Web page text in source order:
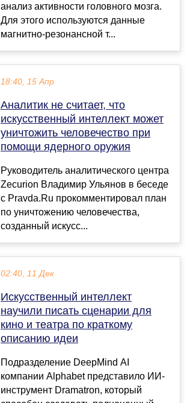
анализ активности головного мозга.
Для этого используются данные
магнитно-резонансной т...
18:40, 15 Апр
Аналитик не считает, что
искусственный интеллект может
уничтожить человечество при
помощи ядерного оружия
Руководитель аналитического центра
Zecurion Владимир Ульянов в беседе
с Pravda.Ru прокомментировал план
по уничтожению человечества,
созданный искусс...
02:40, 11 Дек
Искусственный интеллект
научили писать сценарии для
кино и театра по краткому
описанию идеи
Подразделение DeepMind AI
компании Alphabet представило ИИ-
инструмент Dramatron, который